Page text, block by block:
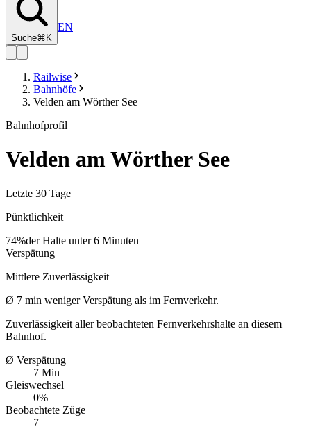
Suche⌘K
EN
Railwise
Bahnhöfe
Velden am Wörther See
Bahnhofprofil
Velden am Wörther See
Letzte 30 Tage
Pünktlichkeit
74%der Halte unter 6 Minuten
Verspätung
Mittlere Zuverlässigkeit
Ø 7 min weniger Verspätung als im Fernverkehr.
Zuverlässigkeit aller beobachteten Fernverkehrshalte an diesem
Bahnhof.
Ø Verspätung
7 Min
Gleiswechsel
0%
Beobachtete Züge
7